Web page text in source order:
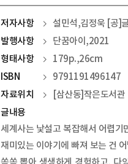
저자사항
설민석,김정욱 [공]
발행사항
단꿈아이,2021
형태사항
179p.,26cm
ISBN
9791191496147
자료위치
[삼산동]작은도서관
글내용
세계사는 낯설고 복잡해서 어렵
재미있는 이야기에 빠져 보는 건